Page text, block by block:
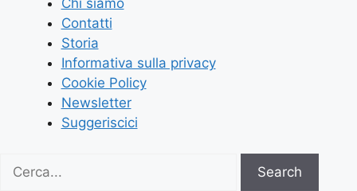
Chi siamo
Contatti
Storia
Informativa sulla privacy
Cookie Policy
Newsletter
Suggeriscici
for:
Search